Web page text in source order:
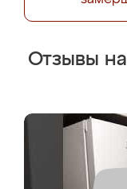
Отзывы